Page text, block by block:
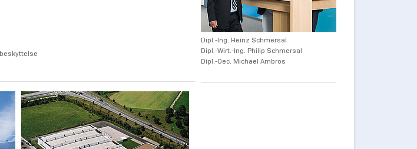
Dipl.-Ing. Heinz Schmersal
Dipl.-Wirt.-Ing. Philip Schmersal
Dipl.-Oec. Michael Ambros